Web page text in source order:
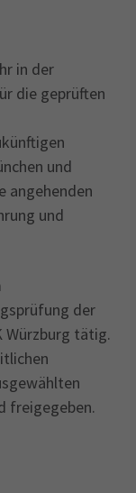
in der
die geprüften
und
angehenden
und
der
Würzburg tätig.
freigegeben.